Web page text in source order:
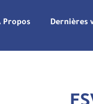
Propos Dernières